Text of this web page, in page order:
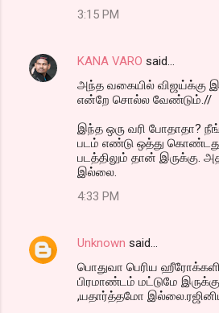
3:15 PM
KANA VARO said…
அந்த வகையில் விஜய்க்கு
என்றே சொல்ல வேண்டும்.//
இந்த ஒரு வரி போதாதா?
படம் எண்டு ஒத்து
படத்திலும் தான்
இல்லை.
4:33 PM
Unknown said…
பொதுவா பெரிய
பிரமாண்டம் மட்டுமே
,யதார்த்தமோ